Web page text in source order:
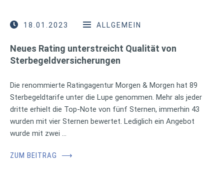
18.01.2023 ALLGEMEIN
Neues Rating unterstreicht Qualität von
Sterbegeldversicherungen
Die renommierte Ratingagentur Morgen & Morgen hat 89
Sterbegeldtarife unter die Lupe genommen. Mehr als jeder
dritte erhielt die Top-Note von fünf Sternen, immerhin 43
wurden mit vier Sternen bewertet. Lediglich ein Angebot
wurde mit zwei …
ZUM BEITRAG ⟶